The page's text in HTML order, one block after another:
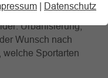
| Datenschutz
immer auch
Urbanisierung,
Wunsch nach
Sportarten